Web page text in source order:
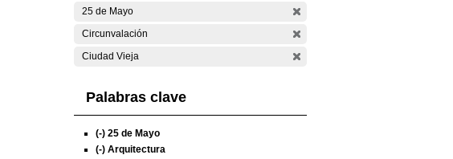
25 de Mayo
Circunvalación
Ciudad Vieja
Palabras clave
(-) 25 de Mayo
(-) Arquitectura